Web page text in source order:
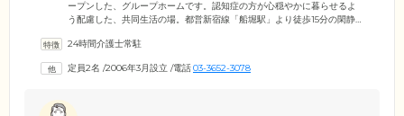
ープンした、グループホームです。認知症の方が心穏やかに暮らせるよ
う配慮した、共同生活の場。都営新宿線「船堀駅」より徒歩15分の閑静
季節の移ろいを感じながら気持ちよくお散歩を楽しんでいただけるロケ
お買い物やお散歩好きな方にはとても喜んでいただいています。穏やか
24時間介護士常駐
定員2名 /2006年3月設立 /電話03-3652-3078